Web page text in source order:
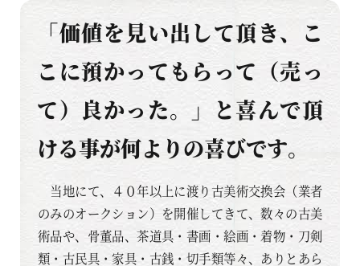
「価値を見い出して頂き、こ
こに預かってもらって（売っ
て）良かった。」と喜んで頂
ける事が何よりの喜びです。
当地にて、４０年以上に渡り古美術交換会（業者
のみのオークション）を開催してきて、数々の古美
術品や、骨董品、茶道具・書画・絵画・着物・刀剣
類・古民具・家具・古銭・切手類等々、ありとあら